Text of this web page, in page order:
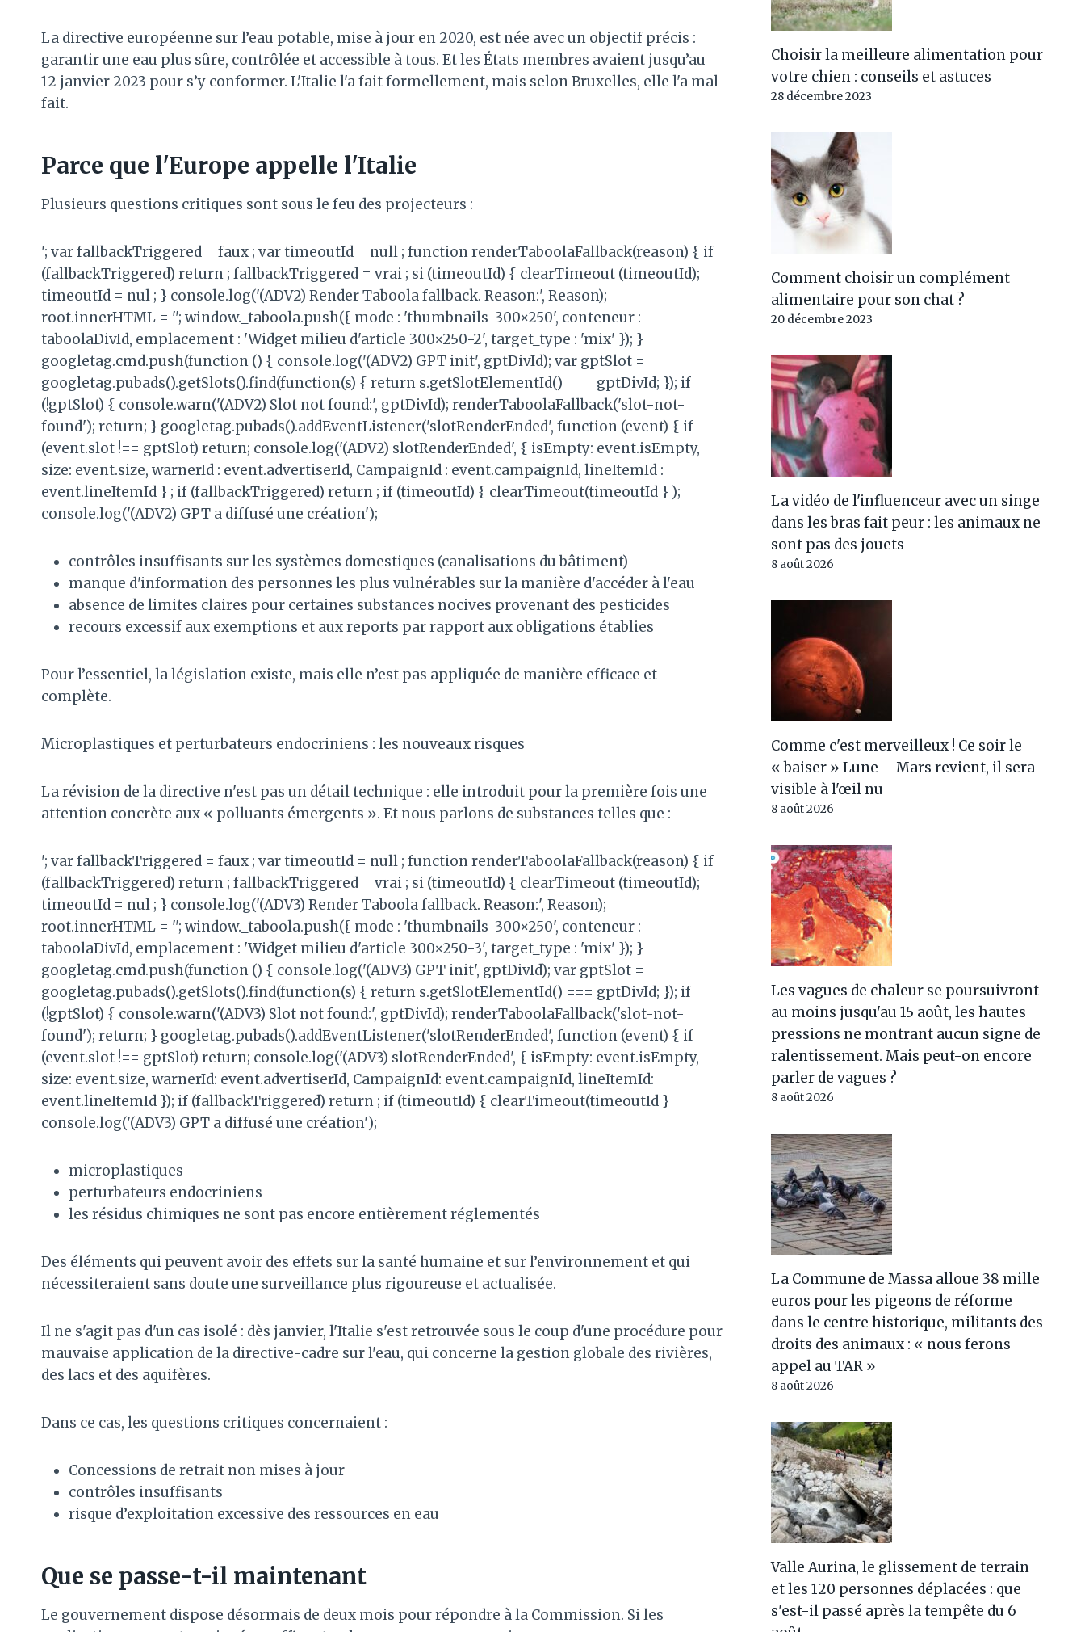
La directive européenne sur l’eau potable, mise à jour en 2020, est née avec un objectif précis :
garantir une eau plus sûre, contrôlée et accessible à tous. Et les États membres avaient jusqu’au
12 janvier 2023 pour s’y conformer. L'Italie l'a fait formellement, mais selon Bruxelles, elle l'a mal
fait.
Parce que l'Europe appelle l'Italie
Plusieurs questions critiques sont sous le feu des projecteurs :
'; var fallbackTriggered = faux ; var timeoutId = null ; function renderTaboolaFallback(reason) { if
(fallbackTriggered) return ; fallbackTriggered = vrai ; si (timeoutId) { clearTimeout (timeoutId);
timeoutId = nul ; } console.log('(ADV2) Render Taboola fallback. Reason:', Reason);
root.innerHTML = ''; window._taboola.push({ mode : 'thumbnails-300×250', conteneur :
taboolaDivId, emplacement : 'Widget milieu d'article 300×250-2', target_type : 'mix' }); }
googletag.cmd.push(function () { console.log('(ADV2) GPT init', gptDivId); var gptSlot =
googletag.pubads().getSlots().find(function(s) { return s.getSlotElementId() === gptDivId; }); if
(!gptSlot) { console.warn('(ADV2) Slot not found:', gptDivId); renderTaboolaFallback('slot-not-
found'); return; } googletag.pubads().addEventListener('slotRenderEnded', function (event) { if
(event.slot !== gptSlot) return; console.log('(ADV2) slotRenderEnded', { isEmpty: event.isEmpty,
size: event.size, warnerId : event.advertiserId, CampaignId : event.campaignId, lineItemId :
event.lineItemId } ; if (fallbackTriggered) return ; if (timeoutId) { clearTimeout(timeoutId } );
console.log('(ADV2) GPT a diffusé une création');
contrôles insuffisants sur les systèmes domestiques (canalisations du bâtiment)
manque d'information des personnes les plus vulnérables sur la manière d'accéder à l'eau
absence de limites claires pour certaines substances nocives provenant des pesticides
recours excessif aux exemptions et aux reports par rapport aux obligations établies
Pour l’essentiel, la législation existe, mais elle n’est pas appliquée de manière efficace et
complète.
Microplastiques et perturbateurs endocriniens : les nouveaux risques
La révision de la directive n'est pas un détail technique : elle introduit pour la première fois une
attention concrète aux « polluants émergents ». Et nous parlons de substances telles que :
'; var fallbackTriggered = faux ; var timeoutId = null ; function renderTaboolaFallback(reason) { if
(fallbackTriggered) return ; fallbackTriggered = vrai ; si (timeoutId) { clearTimeout (timeoutId);
timeoutId = nul ; } console.log('(ADV3) Render Taboola fallback. Reason:', Reason);
root.innerHTML = ''; window._taboola.push({ mode : 'thumbnails-300×250', conteneur :
taboolaDivId, emplacement : 'Widget milieu d'article 300×250-3', target_type : 'mix' }); }
googletag.cmd.push(function () { console.log('(ADV3) GPT init', gptDivId); var gptSlot =
googletag.pubads().getSlots().find(function(s) { return s.getSlotElementId() === gptDivId; }); if
(!gptSlot) { console.warn('(ADV3) Slot not found:', gptDivId); renderTaboolaFallback('slot-not-
found'); return; } googletag.pubads().addEventListener('slotRenderEnded', function (event) { if
(event.slot !== gptSlot) return; console.log('(ADV3) slotRenderEnded', { isEmpty: event.isEmpty,
size: event.size, warnerId: event.advertiserId, CampaignId: event.campaignId, lineItemId:
event.lineItemId }); if (fallbackTriggered) return ; if (timeoutId) { clearTimeout(timeoutId }
console.log('(ADV3) GPT a diffusé une création');
microplastiques
perturbateurs endocriniens
les résidus chimiques ne sont pas encore entièrement réglementés
Des éléments qui peuvent avoir des effets sur la santé humaine et sur l’environnement et qui
nécessiteraient sans doute une surveillance plus rigoureuse et actualisée.
Il ne s'agit pas d'un cas isolé : dès janvier, l'Italie s'est retrouvée sous le coup d'une procédure pour
mauvaise application de la directive-cadre sur l'eau, qui concerne la gestion globale des rivières,
des lacs et des aquifères.
Dans ce cas, les questions critiques concernaient :
Concessions de retrait non mises à jour
contrôles insuffisants
risque d’exploitation excessive des ressources en eau
Que se passe-t-il maintenant
Le gouvernement dispose désormais de deux mois pour répondre à la Commission. Si les
Choisir la meilleure alimentation pour
votre chien : conseils et astuces
28 décembre 2023
Comment choisir un complément
alimentaire pour son chat ?
20 décembre 2023
La vidéo de l'influenceur avec un singe
dans les bras fait peur : les animaux ne
sont pas des jouets
8 août 2026
Comme c'est merveilleux ! Ce soir le
« baiser » Lune – Mars revient, il sera
visible à l'œil nu
8 août 2026
Les vagues de chaleur se poursuivront
au moins jusqu'au 15 août, les hautes
pressions ne montrant aucun signe de
ralentissement. Mais peut-on encore
parler de vagues ?
8 août 2026
La Commune de Massa alloue 38 mille
euros pour les pigeons de réforme
dans le centre historique, militants des
droits des animaux : « nous ferons
appel au TAR »
8 août 2026
Valle Aurina, le glissement de terrain
et les 120 personnes déplacées : que
s'est-il passé après la tempête du 6